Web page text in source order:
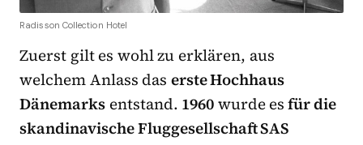
Radisson Collection Hotel
Zuerst gilt es wohl zu erklären, aus
welchem Anlass das erste Hochhaus
Dänemarks entstand. 1960wurde esfür die
skandinavische Fluggesellschaft SAS